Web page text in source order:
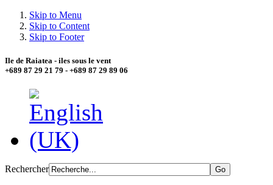
Skip to Menu
Skip to Content
Skip to Footer
Ile de Raiatea - iles sous le vent
+689 87 29 21 79 - +689 87 29 89 06
Rechercher